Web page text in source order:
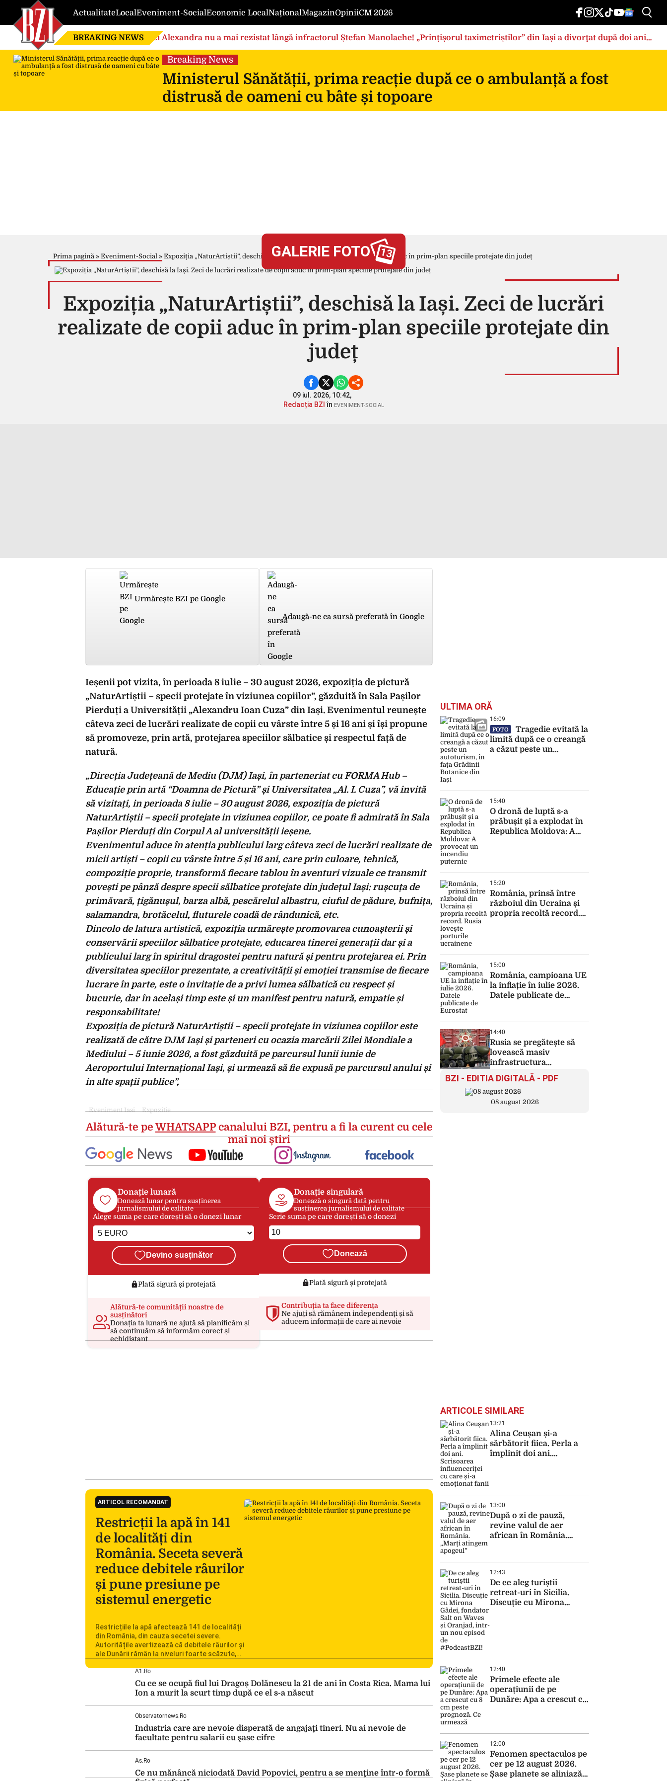
ActualitateLocalEveniment-SocialEconomic LocalNaționalMagazinOpiniiCM 2026
BREAKING NEWS Nici Alexandra nu a mai rezistat lângă infractorul Ștefan Manolache! „Prințișorul taximetriștilor” din Iași a divorţat după doi ani
de căsnicie
Breaking News
Ministerul Sănătății, prima reacție după ce o ambulanță a fost
distrusă de oameni cu bâte și topoare
Prima pagină » Eveniment-Social » Expoziția „NaturArtiștii”, deschisă la Iași. Zeci de lucrări realizate de copii aduc în prim-plan speciile protejate din județ
GALERIE FOTO 13
Expoziția „NaturArtiștii”, deschisă la Iași. Zeci de lucrări
realizate de copii aduc în prim-plan speciile protejate din
județ
09 iul. 2026, 10:42,
Redacția BZI în EVENIMENT-SOCIAL
Urmărește BZI pe Google
Adaugă-ne ca sursă preferată în Google
Ieșenii pot vizita, în perioada 8 iulie – 30 august 2026, expoziția de pictură
„NaturArtiștii – specii protejate în viziunea copiilor”, găzduită în Sala Pașilor
Pierduți a Universității „Alexandru Ioan Cuza” din Iași. Evenimentul reunește
câteva zeci de lucrări realizate de copii cu vârste între 5 și 16 ani și își propune
să promoveze, prin artă, protejarea speciilor sălbatice și respectul față de
natură.
„Direcția Județeană de Mediu (DJM) Iași, în parteneriat cu FORMA Hub –
Educație prin artă “Doamna de Pictură” și Universitatea „Al. I. Cuza”, vă invită
să vizitați, in perioada 8 iulie – 30 august 2026, expoziția de pictură
NaturArtiștii – specii protejate in viziunea copiilor, ce poate fi admirată în Sala
Pașilor Pierduți din Corpul A al universității ieșene.
Evenimentul aduce în atenția publicului larg câteva zeci de lucrări realizate de
micii artiști – copii cu vârste între 5 și 16 ani, care prin culoare, tehnică,
compoziție proprie, transformă fiecare tablou în aventuri vizuale ce transmit
povești pe pânză despre specii sălbatice protejate din județul Iași: rușcuța de
primăvară, țigănușul, barza albă, pescărelul albastru, ciuful de pădure, bufnița,
salamandra, brotăcelul, fluturele coadă de rândunică, etc.
Dincolo de latura artistică, expoziția urmărește promovarea cunoașterii și
conservării speciilor sălbatice protejate, educarea tinerei generații dar și a
publicului larg în spiritul dragostei pentru natură și pentru protejarea ei. Prin
diversitatea speciilor prezentate, a creativității și emoției transmise de fiecare
lucrare în parte, este o invitație de a privi lumea sălbatică cu respect și
bucurie, dar în același timp este și un manifest pentru natură, empatie și
responsabilitate!
Expoziția de pictură NaturArtiștii – specii protejate in viziunea copiilor este
realizată de către DJM Iași și parteneri cu ocazia marcării Zilei Mondiale a
Mediului – 5 iunie 2026, a fost găzduită pe parcursul lunii iunie de
Aeroportului Internațional Iași, și urmează să fie expusă pe parcursul anului și
in alte spații publice”,
Eveniment Iasi Expozitie
Alătură-te peWHATSAPPcanalului BZI, pentru a fi la curent cu cele
mai noi știri
Donație lunară
Donează lunar pentru susținerea
jurnalismului de calitate
Alege suma pe care dorești să o donezi lunar
Devino susținător
Plată sigură și protejată
Alătură-te comunității noastre de
susținători
Donația ta lunară ne ajută să planificăm și
să continuăm să informăm corect și
echidistant
Donație singulară
Donează o singură dată pentru
susținerea jurnalismului de calitate
Scrie suma pe care dorești să o donezi
Donează
Plată sigură și protejată
Contribuția ta face diferența
Ne ajuți să rămânem independenți și să
aducem informații de care ai nevoie
ARTICOL RECOMANDAT
Restricții la apă în 141
de localități din
România. Seceta severă
reduce debitele râurilor
și pune presiune pe
sistemul energetic
Restricțiile la apă afectează 141 de localități
din România, din cauza secetei severe.
Autoritățile avertizează că debitele râurilor și
ale Dunării rămân la niveluri foarte scăzute,
Centralei Nucleare de la Cernavodă. România
se confruntă cu una dintre cele mai dificile
perioade din punct de vedere hidrologic din
ultimii ani. Lipsa […]
A1.ro
Cu ce se ocupă fiul lui Dragoș Dolănescu la 21 de ani în Costa Rica. Mama lui
Ion a murit la scurt timp după ce el s-a născut
Observatornews.ro
Industria care are nevoie disperată de angajaţi tineri. Nu ai nevoie de
facultate pentru salarii cu şase cifre
As.ro
Ce nu mănâncă niciodată David Popovici, pentru a se menţine într-o formă
ULTIMA ORĂ
16:09
FOTO
Tragedie evitată la
limită după ce o creangă
a căzut peste un
15:40
O dronă de luptă s-a
prăbușit și a explodat în
Republica Moldova: A
15:20
România, prinsă între
războiul din Ucraina și
propria recoltă record.
15:00
România, campioana UE
la inflație în iulie 2026.
Datele publicate de
14:40
Rusia se pregătește să
lovească masiv
infrastructura
energetică a Ucrainei
BZI - EDITIA DIGITALĂ - PDF
08 august 2026
ARTICOLE SIMILARE
13:21
Alina Ceușan și-a
sărbătorit fiica. Perla a
împlinit doi ani.
13:00
După o zi de pauză,
revine valul de aer
african în România.
12:43
De ce aleg turiștii
retreat-uri în Sicilia.
Discuție cu Mirona
12:40
Primele efecte ale
operațiunii de pe
Dunăre: Apa a crescut cu
12:00
Fenomen spectaculos pe
cer pe 12 august 2026.
Șase planete se aliniază